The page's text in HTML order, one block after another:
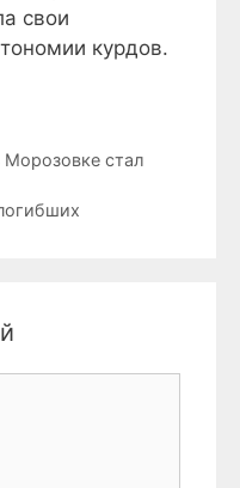
свои
курдов.
стал